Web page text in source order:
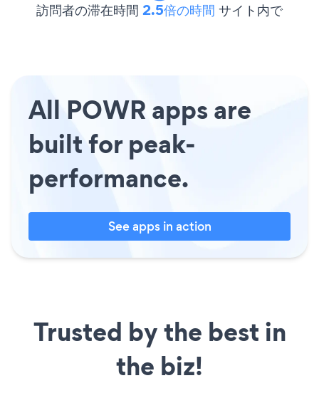
訪問者の滞在時間 2.5倍の時間 サイト内で
All POWR apps are
built for peak-
performance.
See apps in action
Trusted by the best in
the biz!